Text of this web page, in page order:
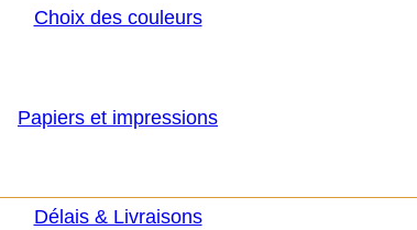
Choix des couleurs
Papiers et impressions
Délais & Livraisons